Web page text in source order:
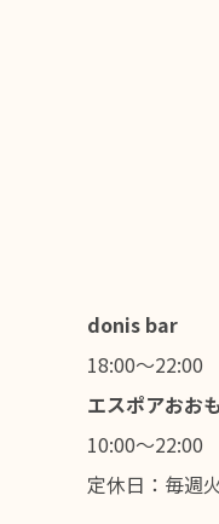
donis bar
18:00～22:00
エスポアおお
10:00～22:00
定休日：毎週